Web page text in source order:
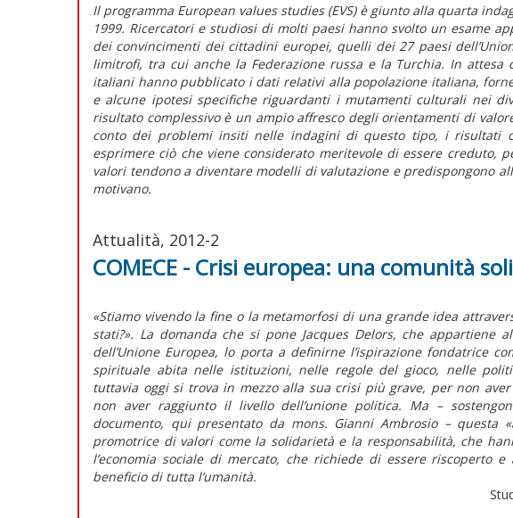
Il programma European values studies (EVS) è giunto alla quarta
1999. Ricercatori e studiosi di molti paesi hanno svolto un esame
dei convincimenti dei cittadini europei, quelli dei 27 paesi
limitrofi, tra cui anche la Federazione russa e la Turchia. In
italiani hanno pubblicato i dati relativi alla popolazione italiana,
e alcune ipotesi specifiche riguardanti i mutamenti culturali nei
risultato complessivo è un ampio affresco degli orientamenti di
conto dei problemi insiti nelle indagini di questo tipo, i risultati
esprimere ciò che viene considerato meritevole di essere creduto,
valori tendono a diventare modelli di valutazione e predispongono
motivano.
Attualità, 2012-2
COMECE - Crisi europea: una comunità
«Stiamo vivendo la fine o la metamorfosi di una grande idea
stati?». La domanda che si pone Jacques Delors, che appartiene
dell’Unione Europea, lo porta a definirne l’ispirazione fondatrice
spirituale abita nelle istituzioni, nelle regole del gioco, nelle
tuttavia oggi si trova in mezzo alla sua crisi più grave, per non
non aver raggiunto il livello dell’unione politica. Ma –
documento, qui presentato da mons. Gianni Ambrosio – questa
promotrice di valori come la solidarietà e la responsabilità, che
l’economia sociale di mercato, che richiede di essere riscoperto
beneficio di tutta l’umanità.